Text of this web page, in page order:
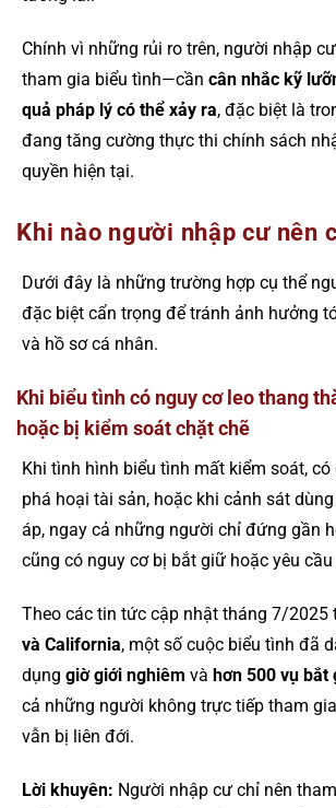
Chính vì những rủi ro trên, người nhập
tham gia biểu tình—cần cân nhắc kỹ
quả pháp lý có thể xảy ra, đặc biệt là
đang tăng cường thực thi chính sách
quyền hiện tại.
Khi nào người nhập cư nên
Dưới đây là những trường hợp cụ thể
đặc biệt cẩn trọng để tránh ảnh hưởng
và hồ sơ cá nhân.
Khi biểu tình có nguy cơ leo thang
hoặc bị kiểm soát chặt chẽ
Khi tình hình biểu tình mất kiểm soát, có
phá hoại tài sản, hoặc khi cảnh sát
áp, ngay cả những người chỉ đứng gần
cũng có nguy cơ bị bắt giữ hoặc yêu
Theo các tin tức cập nhật tháng 7/2025
và California, một số cuộc biểu tình đã
dụng giờ giới nghiêm và hơn 500 vụ bắt
cả những người không trực tiếp tham
vẫn bị liên đới.
Lời khuyên: Người nhập cư chỉ nên